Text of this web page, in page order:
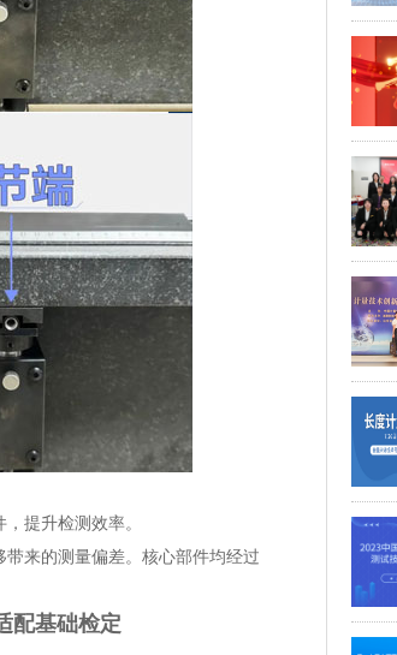
提升检测效率。
来的测量偏差。核心部件均经过
配基础检定